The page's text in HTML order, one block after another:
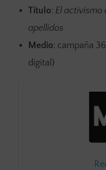
Título: El activismo
apellidos
Medio: campaña
digital)